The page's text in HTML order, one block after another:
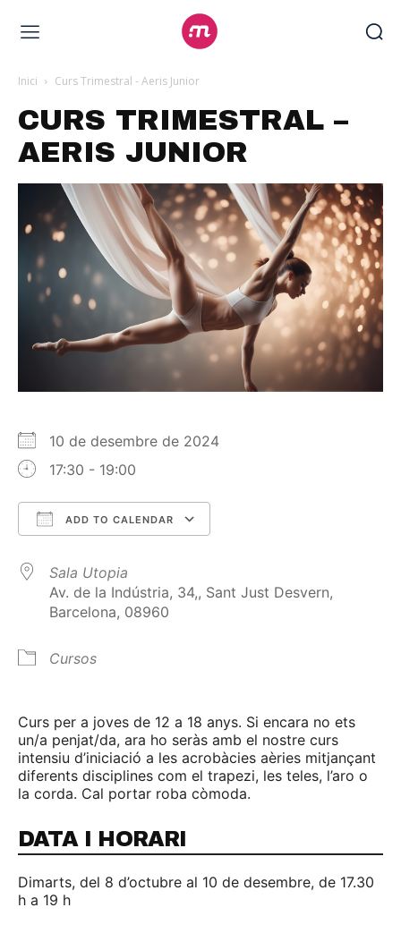
Inici Curs Trimestral - Aeris Junior
CURS TRIMESTRAL –
AERIS JUNIOR
10 de desembre de 2024
17:30 - 19:00
ADD TO CALENDAR
Sala Utopia
Av. de la Indústria, 34,, Sant Just Desvern,
Barcelona, 08960
Cursos
Curs per a joves de 12 a 18 anys. Si encara no ets
un/a penjat/da, ara ho seràs amb el nostre curs
intensiu d’iniciació a les acrobàcies aèries mitjançant
diferents disciplines com el trapezi, les teles, l’aro o
la corda. Cal portar roba còmoda.
DATA I HORARI
Dimarts, del 8 d’octubre al 10 de desembre, de 17.30
h a 19 h